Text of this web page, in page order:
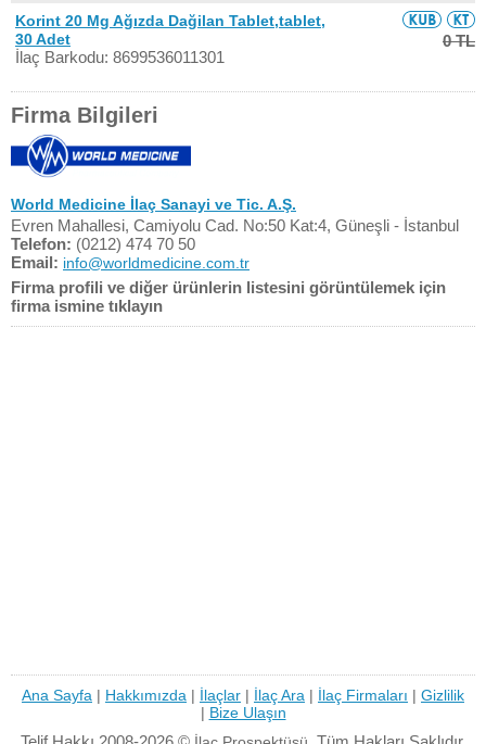
Korint 20 Mg Ağızda Dağilan Tablet,tablet,
30 Adet
İlaç Barkodu: 8699536011301
0 TL
Firma Bilgileri
World Medicine İlaç Sanayi ve Tic. A.Ş.
Evren Mahallesi, Camiyolu Cad. No:50 Kat:4, Güneşli - İstanbul
Telefon: (0212) 474 70 50
Email: info@worldmedicine.com.tr
Firma profili ve diğer ürünlerin listesini görüntülemek için
firma ismine tıklayın
Ana Sayfa | Hakkımızda | İlaçlar | İlaç Ara | İlaç Firmaları | Gizlilik
| Bize Ulaşın